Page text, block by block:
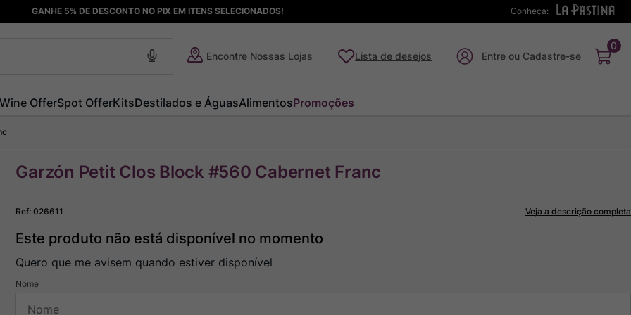
Conheça:
GANHE 5% DE DESCONTO NO PIX EM ITENS SELECIONADOS!
Encontre Nossas Lojas Lista de desejos
0
Wine OfferSpot OfferKitsDestilados e ÁguasAlimentosPromoções
Garzón Petit Clos Block #560 Cabernet Franc
Ref:026611 Veja a descrição completa
Este produto não está disponível no momento
Quero que me avisem quando estiver disponível